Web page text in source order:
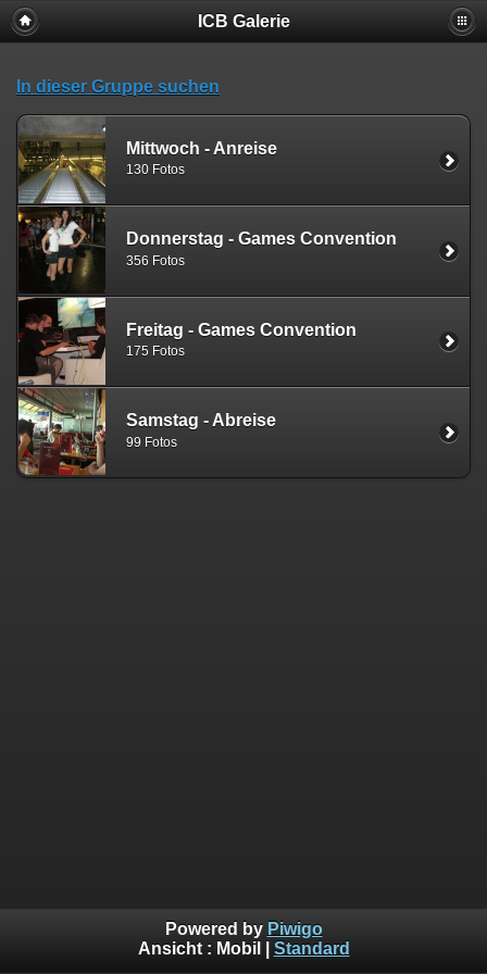
ICB Galerie
In dieser Gruppe suchen
Mittwoch - Anreise
130 Fotos
Donnerstag - Games Convention
356 Fotos
Freitag - Games Convention
175 Fotos
Samstag - Abreise
99 Fotos
Powered by Piwigo
Ansicht : Mobil Standard